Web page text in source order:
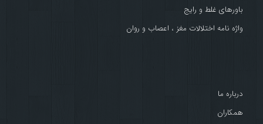
باورهای غلط و رایج
واژه نامه اختلالات مغز ، اعصاب و روان
درباره ما
همکاران